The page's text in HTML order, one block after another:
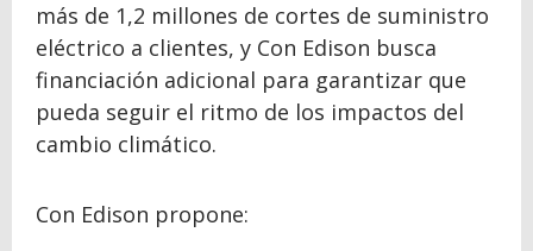
más de 1,2 millones de cortes de suministro
eléctrico a clientes, y Con Edison busca
financiación adicional para garantizar que
pueda seguir el ritmo de los impactos del
cambio climático.
Con Edison propone: